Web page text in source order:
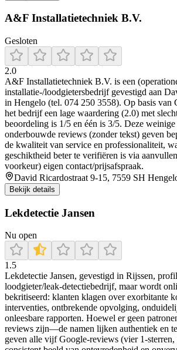
A&F Installatietechniek B.V.
Gesloten
2.0
A&F Installatietechniek B.V. is een
installatie-/loodgietersbedrijf gevestigd aan
in Hengelo (tel. 074 250 3558). Op basis van
het bedrijf een lage waardering (2.0) met
beoordeling is 1/5 en één is 3/5. Deze weinige
onderbouwde reviews (zonder tekst) geven
de kwaliteit van service en professionaliteit,
geschiktheid beter te verifiëren is via
voorkeur) eigen contact/prijsafspraak.
David Ricardostraat 9-15, 7559 SH
Bekijk details
Lekdetectie Jansen
Nu open
1.5
Lekdetectie Jansen, gevestigd in Rijssen,
loodgieter/leak-detectiebedrijf, maar wordt
bekritiseerd: klanten klagen over exorbitante
interventies, ontbrekende opvolging,
onleesbare rapporten. Hoewel er geen
reviews zijn—de namen lijken authentiek en
geven alle vijf Google-reviews (vier 1‑sterren,